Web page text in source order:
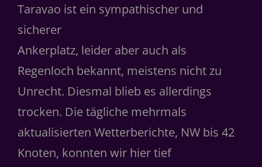
Taravao ist ein sympathischer und
sicherer
Ankerplatz, leider aber auch als
Regenloch bekannt, meistens nicht zu
Unrecht. Diesmal blieb es allerdings
trocken. Die tägliche mehrmals
aktualisierten Wetterberichte, NW bis 42
Knoten, konnten wir hier tief